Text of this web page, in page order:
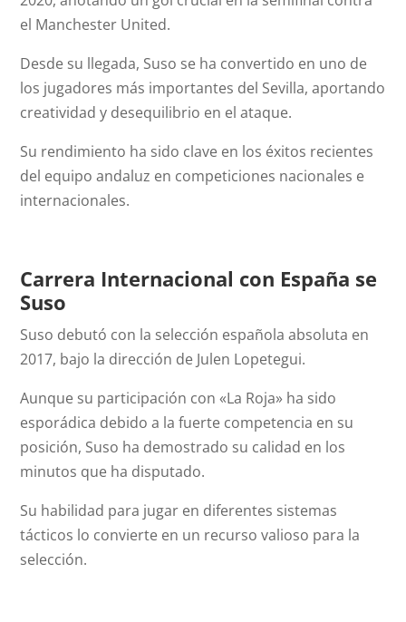
el Manchester United.
Desde su llegada, Suso se ha convertido en uno de
los jugadores más importantes del Sevilla, aportando
creatividad y desequilibrio en el ataque.
Su rendimiento ha sido clave en los éxitos recientes
del equipo andaluz en competiciones nacionales e
internacionales.
Carrera Internacional con España se
Suso
Suso debutó con la selección española absoluta en
2017, bajo la dirección de Julen Lopetegui.
Aunque su participación con «La Roja» ha sido
esporádica debido a la fuerte competencia en su
posición, Suso ha demostrado su calidad en los
minutos que ha disputado.
Su habilidad para jugar en diferentes sistemas
tácticos lo convierte en un recurso valioso para la
selección.